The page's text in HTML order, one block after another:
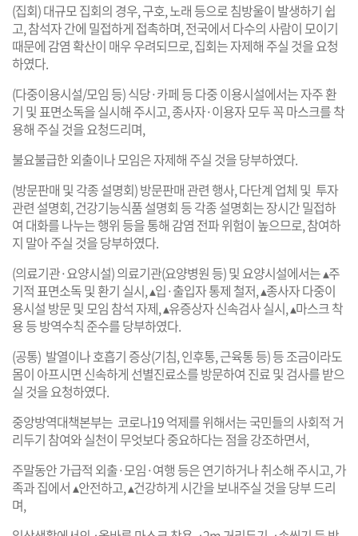
(집회) 대규모 집회의 경우, 구호, 노래 등으로 침방울이 발생하기 쉽
고, 참석자 간에 밀접하게 접촉하며, 전국에서 다수의 사람이 모이기
때문에 감염 확산이 매우 우려되므로, 집회는 자제해 주실 것을 요청
하였다.
(다중이용시설/모임 등) 식당·카페 등 다중 이용시설에서는 자주 환
기 및 표면소독을 실시해 주시고, 종사자·이용자 모두 꼭 마스크를 착
용해 주실 것을 요청드리며,
불요불급한 외출이나 모임은 자제해 주실 것을 당부하였다.
(방문판매 및 각종 설명회) 방문판매 관련 행사, 다단계 업체 및 투자
관련 설명회, 건강기능식품 설명회 등 각종 설명회는 장시간 밀접하
여 대화를 나누는 행위 등을 통해 감염 전파 위험이 높으므로, 참여하
지 말아 주실 것을 당부하였다.
(의료기관·요양시설) 의료기관(요양병원 등) 및 요양시설에서는 ▴주
기적 표면소독 및 환기 실시, ▴입·출입자 통제 철저, ▴종사자 다중이
용시설 방문 및 모임 참석 자제, ▴유증상자 신속검사 실시, ▴마스크 착
용 등 방역수칙 준수를 당부하였다.
(공통) 발열이나 호흡기 증상(기침, 인후통, 근육통 등) 등 조금이라도
몸이 아프시면 신속하게 선별진료소를 방문하여 진료 및 검사를 받으
실 것을 요청하였다.
중앙방역대책본부는 코로나19 억제를 위해서는 국민들의 사회적 거
리두기 참여와 실천이 무엇보다 중요하다는 점을 강조하면서,
주말동안 가급적 외출·모임·여행 등은 연기하거나 취소해 주시고, 가
족과 집에서 ▴안전하고, ▴건강하게 시간을 보내주실 것을 당부 드리
며,